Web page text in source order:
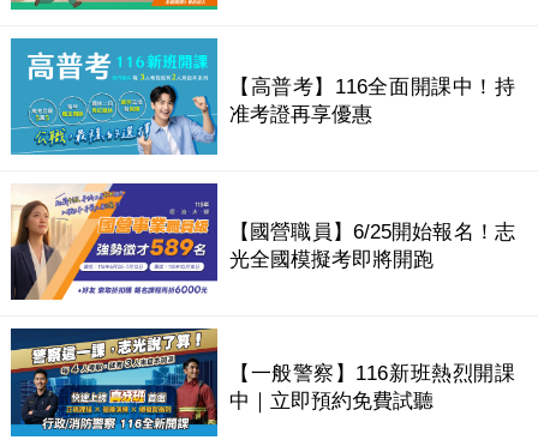
【高普考】116全面開課中！持
准考證再享優惠
【國營職員】6/25開始報名！志
光全國模擬考即將開跑
【一般警察】116新班熱烈開課
中｜立即預約免費試聽